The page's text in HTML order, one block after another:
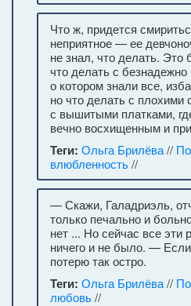
Что ж, придется
неприятное — ее
не знал, что делать. Это
что делать с
о котором знали все,
но что делать с плохими
с вышитыми платками,
вечно восхищенным и
Теги: Ольга Брилёва//
влюбленность//
— Скажи, Галадриэль,
только печально и
нет ... Но сейчас все
ничего и не было. —
потерю так остро.
Теги: Ольга Брилёва//
любовь//